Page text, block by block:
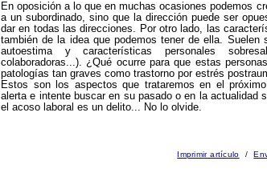
En oposición a lo que en muchas ocasiones podemos
a un subordinado, sino que la dirección puede ser
dar en todas las direcciones. Por otro lado, las
también de la idea que podemos tener de ella.
autoestima y características personales
colaboradoras...). ¿Qué ocurre para que estas
patologías tan graves como trastorno por estrés
Estos son los aspectos que trataremos en el
alerta e intente buscar en su pasado o en la actualidad
el acoso laboral es un delito... No lo olvide.
Imprimir artículo /